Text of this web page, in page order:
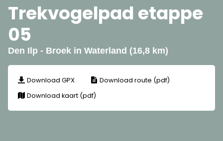
Trekvogelpad etappe
05
Den Ilp - Broek in Waterland (16,8 km)
Download GPX
Download route (pdf)
Download kaart (pdf)